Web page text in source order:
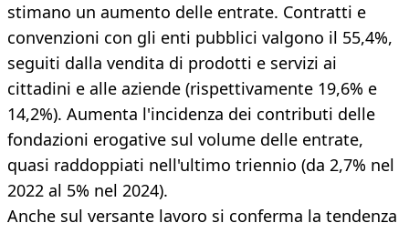
stimano un aumento delle entrate. Contratti e
convenzioni con gli enti pubblici valgono il 55,4%,
seguiti dalla vendita di prodotti e servizi ai
cittadini e alle aziende (rispettivamente 19,6% e
14,2%). Aumenta l'incidenza dei contributi delle
fondazioni erogative sul volume delle entrate,
quasi raddoppiati nell'ultimo triennio (da 2,7% nel
2022 al 5% nel 2024).
Anche sul versante lavoro si conferma la tendenza